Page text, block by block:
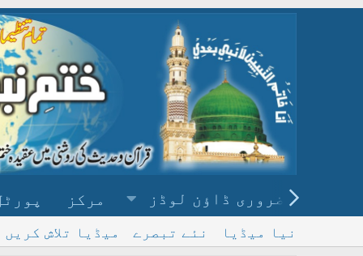
ضروری ڈاؤن لوڈز مرکز
نیا میڈیا نئے تبصرے میڈیا تلاش کریں